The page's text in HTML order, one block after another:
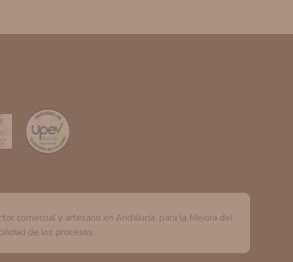
comercial y artesano en Andalucía, para la Mejora del
de los procesos.